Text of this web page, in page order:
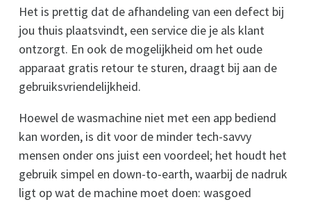
Het is prettig dat de afhandeling van een defect bij
jou thuis plaatsvindt, een service die je als klant
ontzorgt. En ook de mogelijkheid om het oude
apparaat gratis retour te sturen, draagt bij aan de
gebruiksvriendelijkheid.
Hoewel de wasmachine niet met een app bediend
kan worden, is dit voor de minder tech-savvy
mensen onder ons juist een voordeel; het houdt het
gebruik simpel en down-to-earth, waarbij de nadruk
ligt op wat de machine moet doen: wasgoed